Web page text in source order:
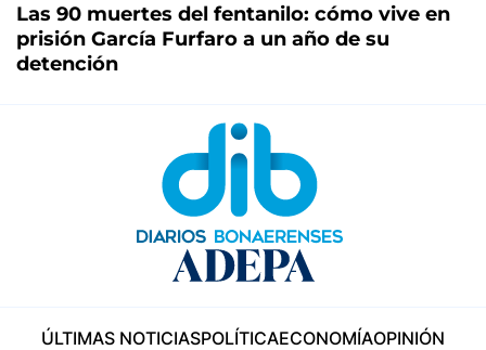
Las 90 muertes del fentanilo: cómo vive en
prisión García Furfaro a un año de su
detención
ÚLTIMAS NOTICIASPOLÍTICAECONOMÍAOPINIÓN